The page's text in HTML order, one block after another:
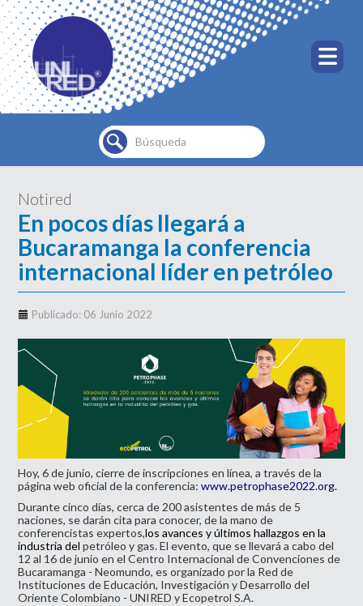
Buscar...
Notired
En pocos días llegará a
Bucaramanga la conferencia
internacional líder en petróleo
Publicado: 06 Junio 2022
Hoy, 6 de junio, cierre de inscripciones en línea, a través de la
página web oficial de la conferencia:www.petrophase2022.org.
Durante cinco días, cerca de 200 asistentes de más de 5
naciones, se darán cita para conocer, de la mano de
conferencistas expertos,los avances y últimos hallazgos en la
industria delpetróleo y gas.El evento, que se llevará a cabo del
12 al 16 de junio en el Centro Internacional de Convenciones de
Bucaramanga - Neomundo, es organizado por la Red de
Instituciones de Educación, Investigación y Desarrollo del
Oriente Colombiano - UNIRED y Ecopetrol S.A.